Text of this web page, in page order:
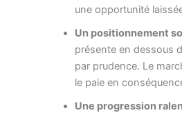
une opportunité
Un positionnement
présente en dessous
par prudence. Le
le paie en
Une progression